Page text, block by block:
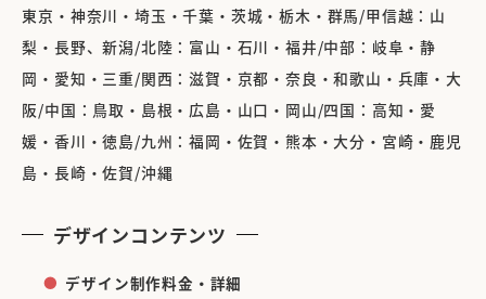
東京・神奈川・埼玉・千葉・茨城・栃木・群馬/甲信越：山
梨・長野、新潟/北陸：富山・石川・福井/中部：岐阜・静
岡・愛知・三重/関西：滋賀・京都・奈良・和歌山・兵庫・大
阪/中国：鳥取・島根・広島・山口・岡山/四国：高知・愛
媛・香川・徳島/九州：福岡・佐賀・熊本・大分・宮崎・鹿児
島・長崎・佐賀/沖縄
デザインコンテンツ
デザイン制作料金・詳細